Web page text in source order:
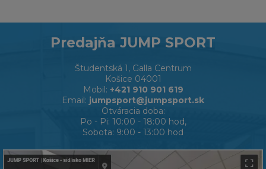
Predajňa JUMP SPORT
Študentská 1, Galla Centrum
Košice 04001
Mobil: +421 910 901 619
Email: jumpsport@jumpsport.sk
Otváracia doba:
Po - Pi: 10:00 - 18:00 hod,
Sobota: 9:00 - 13:00 hod